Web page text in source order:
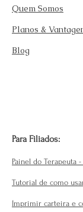
Quem Somos
Planos &
Blog
Para Filiados:
Painel do Terapeuta
Tutorial de como
Imprimir carteira e